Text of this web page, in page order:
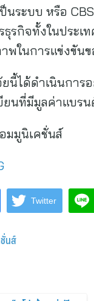
นระบบ หรือ
ธุรกิจทั้งในประ
พในการแข่งขัน
นี้ได้ดำเนินการ
นที่มีมูลค่าแบร
มมูนิเคชั่นส์
Twitter
นส์